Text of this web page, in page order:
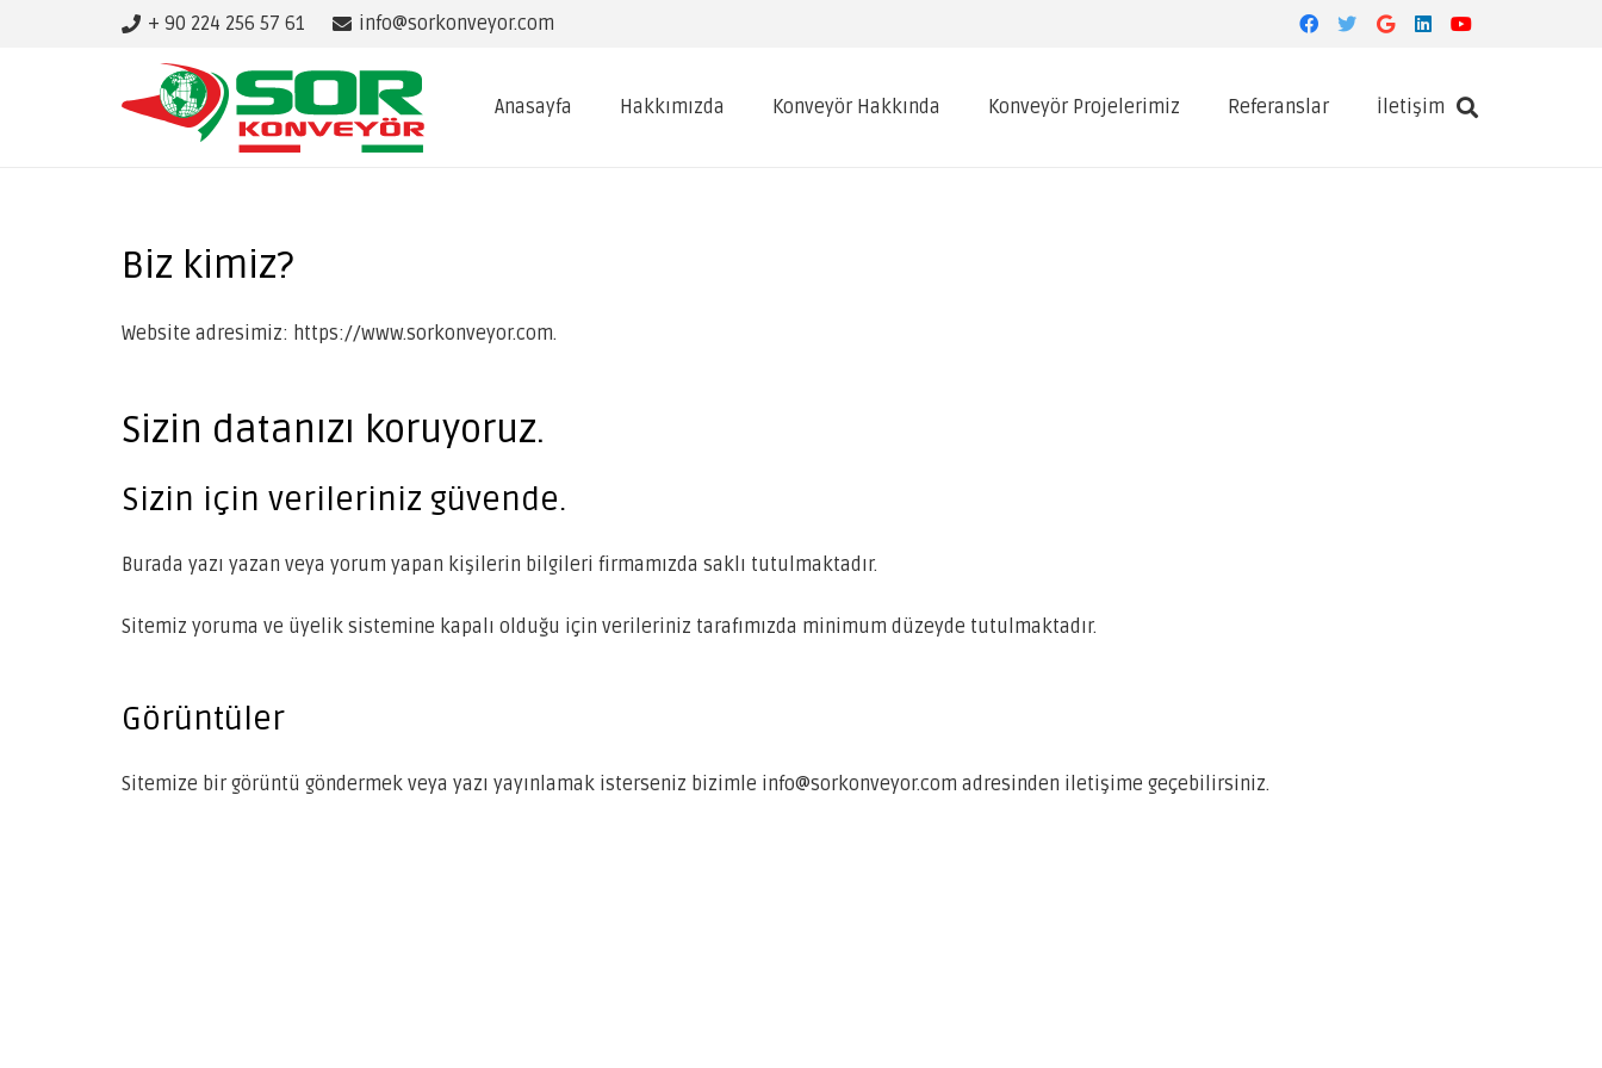
+ 90 224 256 57 61 info@sorkonveyor.com
Anasayfa Hakkımızda Konveyör Hakkında Konveyör Projelerimiz Referanslar İletişim
Biz kimiz?
Website adresimiz: https://www.sorkonveyor.com.
Sizin datanızı koruyoruz.
Sizin için verileriniz güvende.
Burada yazı yazan veya yorum yapan kişilerin bilgileri firmamızda saklı tutulmaktadır.
Sitemiz yoruma ve üyelik sistemine kapalı olduğu için verileriniz tarafımızda minimum düzeyde tutulmaktadır.
Görüntüler
Sitemize bir görüntü göndermek veya yazı yayınlamak isterseniz bizimle info@sorkonveyor.com adresinden iletişime geçebilirsiniz.